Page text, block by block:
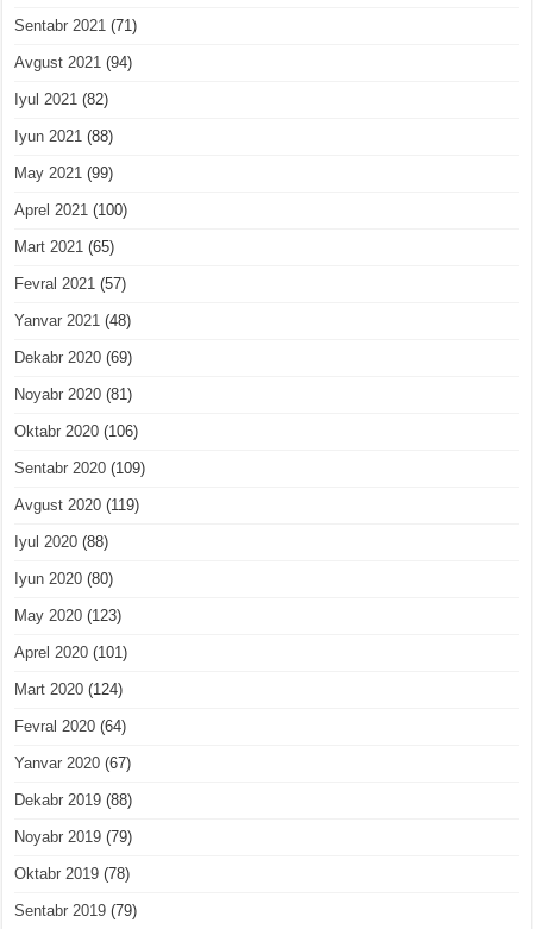
Sentabr 2021 (71)
Avgust 2021 (94)
Iyul 2021 (82)
Iyun 2021 (88)
May 2021 (99)
Aprel 2021 (100)
Mart 2021 (65)
Fevral 2021 (57)
Yanvar 2021 (48)
Dekabr 2020 (69)
Noyabr 2020 (81)
Oktabr 2020 (106)
Sentabr 2020 (109)
Avgust 2020 (119)
Iyul 2020 (88)
Iyun 2020 (80)
May 2020 (123)
Aprel 2020 (101)
Mart 2020 (124)
Fevral 2020 (64)
Yanvar 2020 (67)
Dekabr 2019 (88)
Noyabr 2019 (79)
Oktabr 2019 (78)
Sentabr 2019 (79)